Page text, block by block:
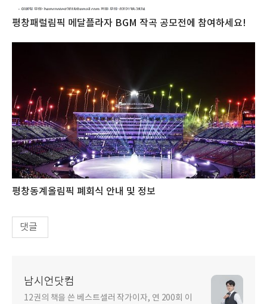
평창패럴림픽 메달플라자 BGM 작곡 공모전에 참여하세요!
평창동계올림픽 폐회식 안내 및 정보
댓글
남시언닷컴
12권의 책을 쓴 베스트셀러 작가이자, 연 200회 이